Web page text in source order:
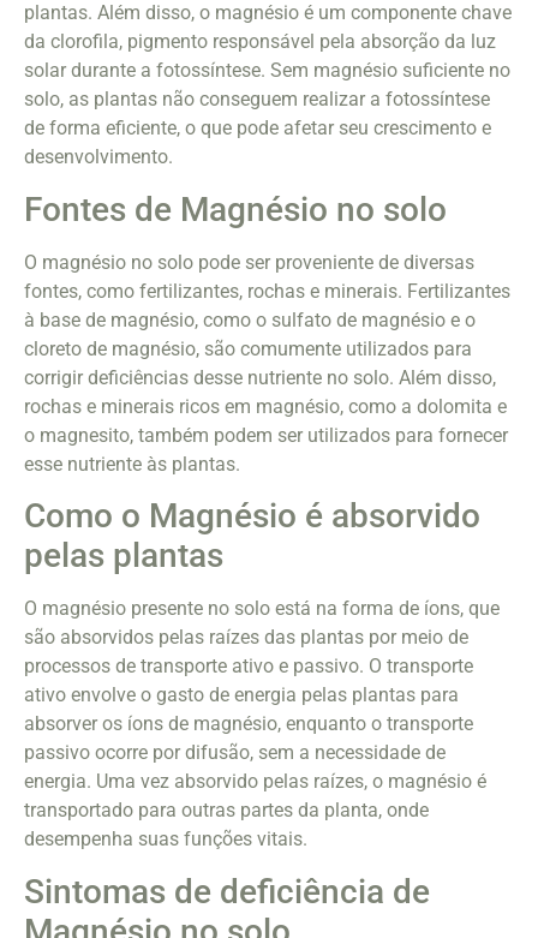
plantas. Além disso, o magnésio é um componente chave
da clorofila, pigmento responsável pela absorção da luz
solar durante a fotossíntese. Sem magnésio suficiente no
solo, as plantas não conseguem realizar a fotossíntese
de forma eficiente, o que pode afetar seu crescimento e
desenvolvimento.
Fontes de Magnésio no solo
O magnésio no solo pode ser proveniente de diversas
fontes, como fertilizantes, rochas e minerais. Fertilizantes
à base de magnésio, como o sulfato de magnésio e o
cloreto de magnésio, são comumente utilizados para
corrigir deficiências desse nutriente no solo. Além disso,
rochas e minerais ricos em magnésio, como a dolomita e
o magnesito, também podem ser utilizados para fornecer
esse nutriente às plantas.
Como o Magnésio é absorvido
pelas plantas
O magnésio presente no solo está na forma de íons, que
são absorvidos pelas raízes das plantas por meio de
processos de transporte ativo e passivo. O transporte
ativo envolve o gasto de energia pelas plantas para
absorver os íons de magnésio, enquanto o transporte
passivo ocorre por difusão, sem a necessidade de
energia. Uma vez absorvido pelas raízes, o magnésio é
transportado para outras partes da planta, onde
desempenha suas funções vitais.
Sintomas de deficiência de